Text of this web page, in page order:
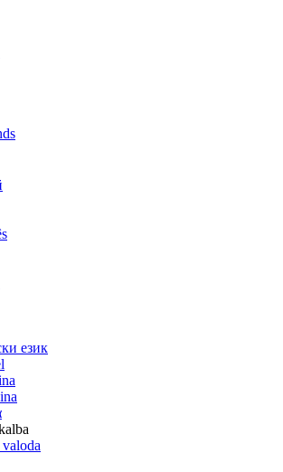
език